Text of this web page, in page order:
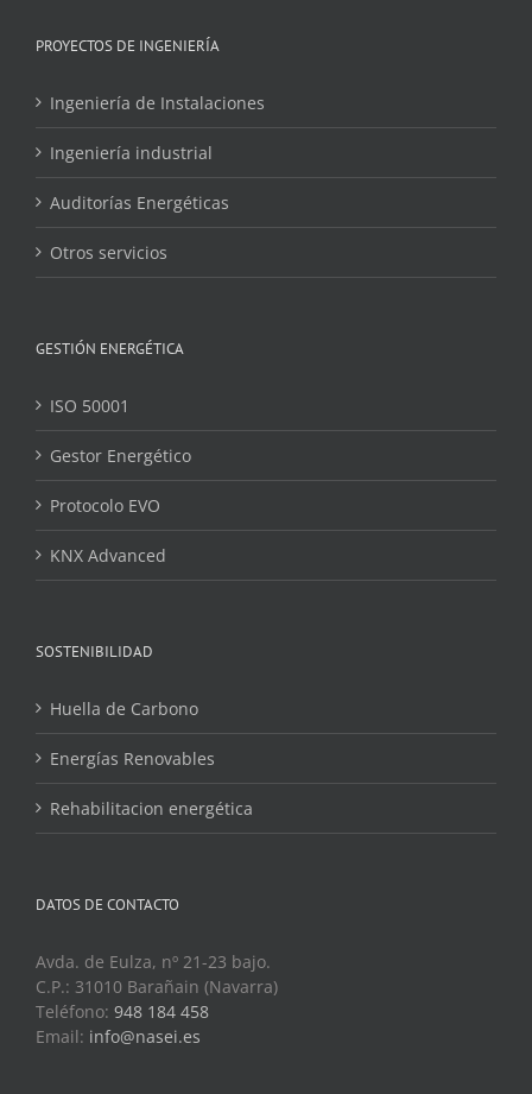
PROYECTOS DE INGENIERÍA
Ingeniería de Instalaciones
Ingeniería industrial
Auditorías Energéticas
Otros servicios
GESTIÓN ENERGÉTICA
ISO 50001
Gestor Energético
Protocolo EVO
KNX Advanced
SOSTENIBILIDAD
Huella de Carbono
Energías Renovables
Rehabilitacion energética
DATOS DE CONTACTO
Avda. de Eulza, nº 21-23 bajo.
C.P.: 31010 Barañain (Navarra)
Teléfono: 948 184 458
Email: info@nasei.es